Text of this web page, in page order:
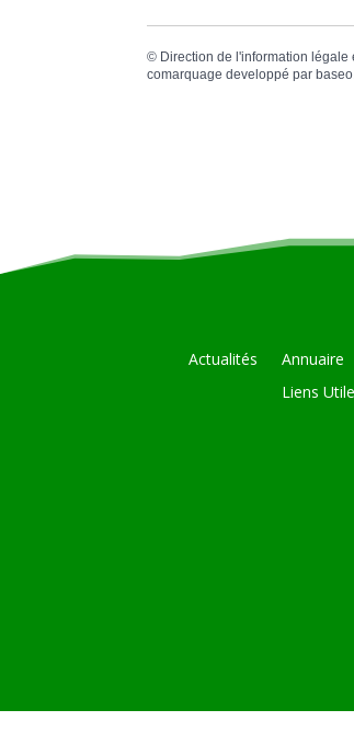
© Direction de l'information légale
comarquage developpé par
Actualités Annuaire
Liens